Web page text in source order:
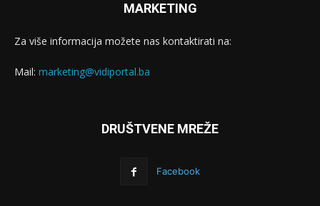
MARKETING
Za više informacija možete nas kontaktirati na:
Mail: marketing@vidiportal.ba
DRUŠTVENE MREŽE
Facebook